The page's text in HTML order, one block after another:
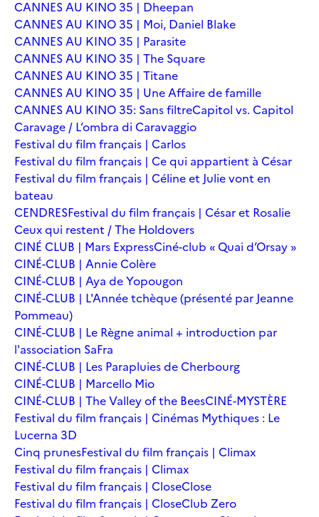
CANNES AU KINO 35 | Dheepan
CANNES AU KINO 35 | Moi, Daniel Blake
CANNES AU KINO 35 | Parasite
CANNES AU KINO 35 | The Square
CANNES AU KINO 35 | Titane
CANNES AU KINO 35 | Une Affaire de famille
CANNES AU KINO 35: Sans filtreCapitol vs. Capitol
Caravage / L’ombra di Caravaggio
Festival du film français | Carlos
Festival du film français | Ce qui appartient à César
Festival du film français | Céline et Julie vont en
bateau
CENDRESFestival du film français | César et Rosalie
Ceux qui restent / The Holdovers
CINÉ CLUB | Mars ExpressCiné-club « Quai d’Orsay »
CINÉ-CLUB | Annie Colère
CINÉ-CLUB | Aya de Yopougon
CINÉ-CLUB | L'Année tchèque (présenté par Jeanne
Pommeau)
CINÉ-CLUB | Le Règne animal + introduction par
l'association SaFra
CINÉ-CLUB | Les Parapluies de Cherbourg
CINÉ-CLUB | Marcello Mio
CINÉ-CLUB | The Valley of the BeesCINÉ-MYSTÈRE
Festival du film français | Cinémas Mythiques : Le
Lucerna 3D
Cinq prunesFestival du film français | Climax
Festival du film français | Climax
Festival du film français | CloseClose
Festival du film français | CloseClub Zero